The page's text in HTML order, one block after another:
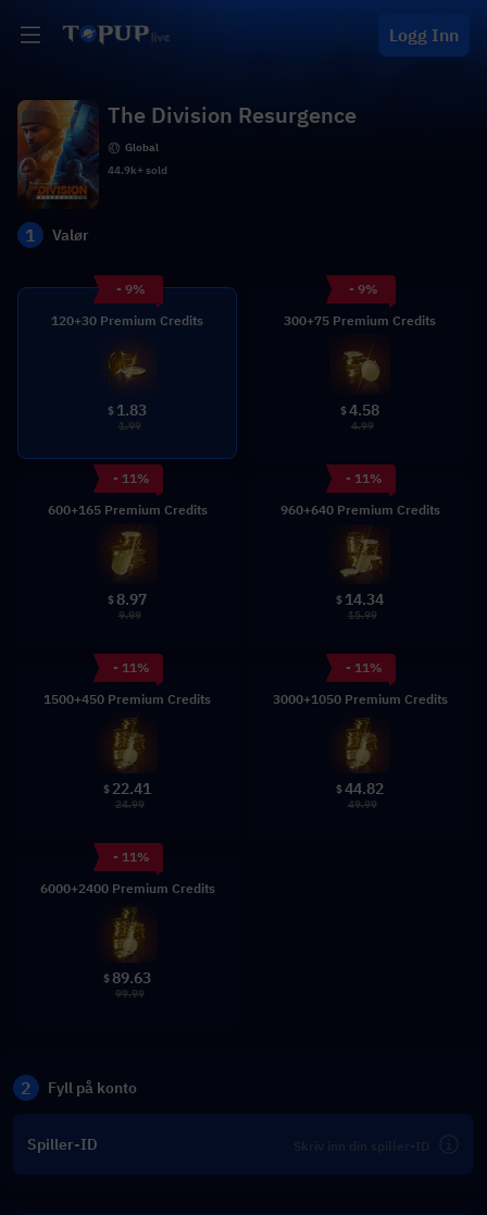
Logg Inn
The Division Resurgence
Global
44.9k+ sold
1 Valør
- 9%
120+30 Premium Credits
$ 1.83
1.99
- 9%
300+75 Premium Credits
$4.58
4.99
- 11%
600+165 Premium Credits
$ 8.97
9.99
- 11%
960+640 Premium Credits
$ 14.34
15.99
- 11%
1500+450 Premium Credits
$ 22.41
24.99
- 11%
3000+1050 Premium Credits
$44.82
49.99
- 11%
6000+2400 Premium Credits
$ 89.63
99.99
2 Fyll på konto
Spiller-ID